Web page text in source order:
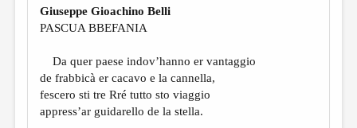
РЕЦЕНЗИРОВАНИЕ
ЦИКЛЫ ПУБЛИКАЦИЙ
ТРЕДИАКОВСКИЙ
МЕДИА
ВКОНТАКТЕ
Giuseppe Gioachino Belli
PASCUA BBEFANIA
Da quer paese indov’hanno er vantaggio
de frabbicà er cacavo e la cannella,
fescero sti tre Rré tutto sto viaggio
appress’ar guidarello de la stella.